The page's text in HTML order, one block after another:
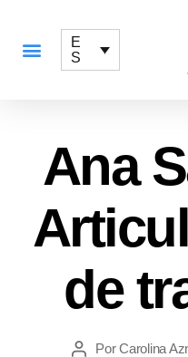
E
S
Ana
de
PorCarolina